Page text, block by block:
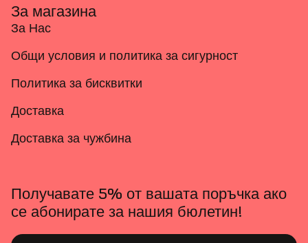
За магазина
За Нас
Общи условия и политика за сигурност
Политика за бисквитки
Доставка
Доставка за чужбина
Получавате 5% от вашата поръчка ако
се абонирате за нашия бюлетин!